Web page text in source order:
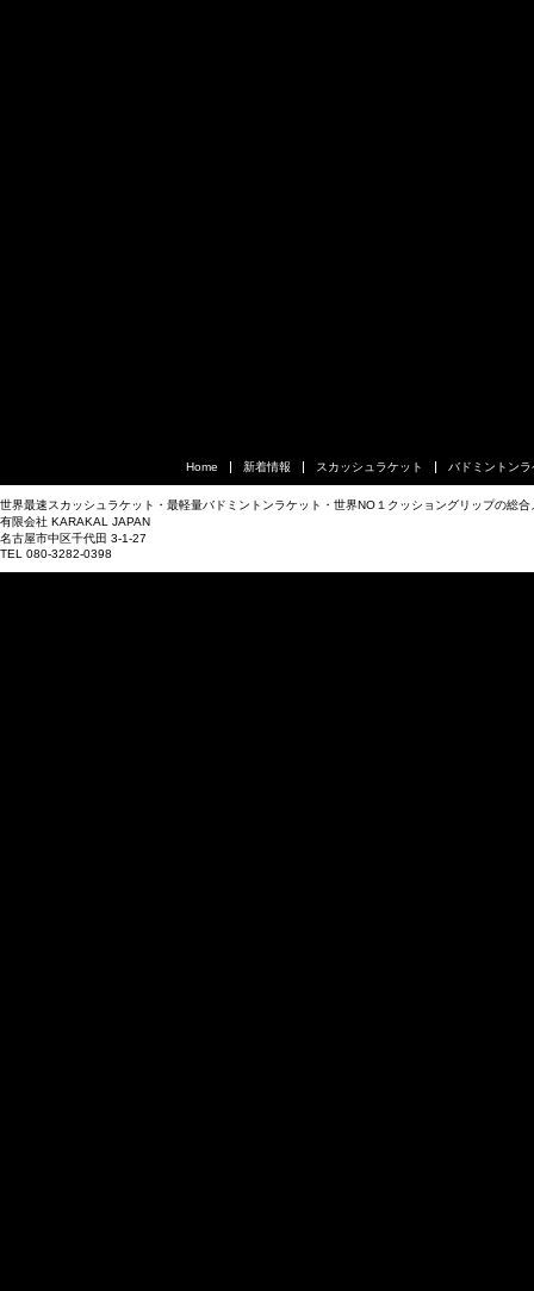
世界最速スカッシュラケット・最軽量バドミントンラケット・世界NO１クッショングリップの総
有限会社 KARAKAL JAPAN
名古屋市中区千代田 3-1-27
TEL 080-3282-0398
Home 新着情報 スカッシュラケット バドミントン